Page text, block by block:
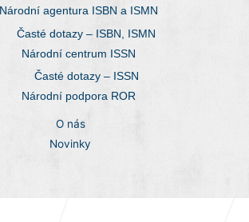
Národní agentura ISBN a ISMN
Časté dotazy – ISBN, ISMN
Národní centrum ISSN
Časté dotazy – ISSN
Národní podpora ROR
O nás
Novinky